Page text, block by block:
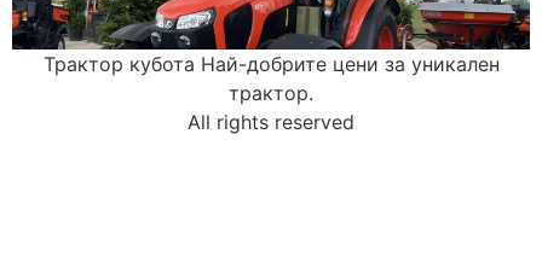
Трактор кубота Най-добрите цени за уникален
трактор.
All rights reserved